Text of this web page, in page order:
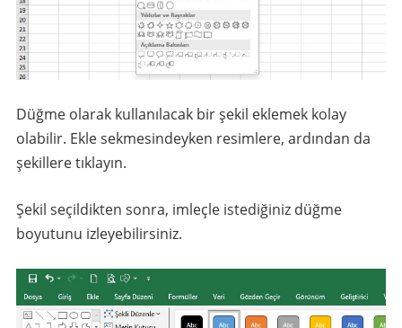
Düğme olarak kullanılacak bir şekil eklemek kolay
olabilir. Ekle sekmesindeyken resimlere, ardından da
şekillere tıklayın.
Şekil seçildikten sonra, imleçle istediğiniz düğme
boyutunu izleyebilirsiniz.